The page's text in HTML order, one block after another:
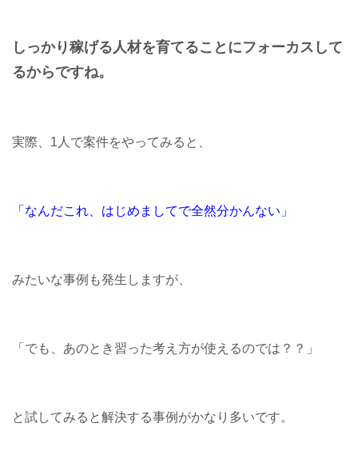
しっかり稼げる人材を育てることにフォーカスして
るからですね。
実際、1人で案件をやってみると、
「なんだこれ、はじめましてで全然分かんない」
みたいな事例も発生しますが、
「でも、あのとき習った考え方が使えるのでは？？」
と試してみると解決する事例がかなり多いです。